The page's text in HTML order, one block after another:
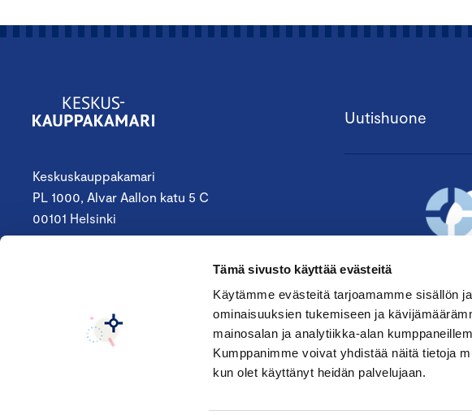
Tämä sivusto käyttää evästeitä
Käytämme evästeitä tarjoamamme sisällön
ominaisuuksien tukemiseen ja
mainosalan ja analytiikka-alan
Kumppanimme voivat yhdistää näitä tietoja
kun olet käyttänyt heidän palvelujaan.
Keskuskauppakamari
PL 1000, Alvar Aallon katu 5 C
00101 Helsinki
keskuskauppakamari@chamber.fi
Seuraa meitä:
Uutishuone
TILAA